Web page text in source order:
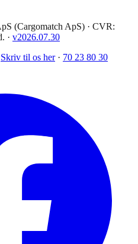
(Cargomatch ApS) · CVR:
· v2026.07.30
Skriv til os her · 70 23 80 30